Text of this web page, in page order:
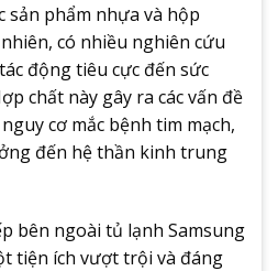
sản phẩm nhựa và hộp
có nhiều nghiên cứu
động tiêu cực đến sức
chất này gây ra các vấn đề
cơ mắc bệnh tim mạch,
đến hệ thần kinh trung
bên ngoài tủ lạnh Samsung
tiện ích vượt trội và đáng